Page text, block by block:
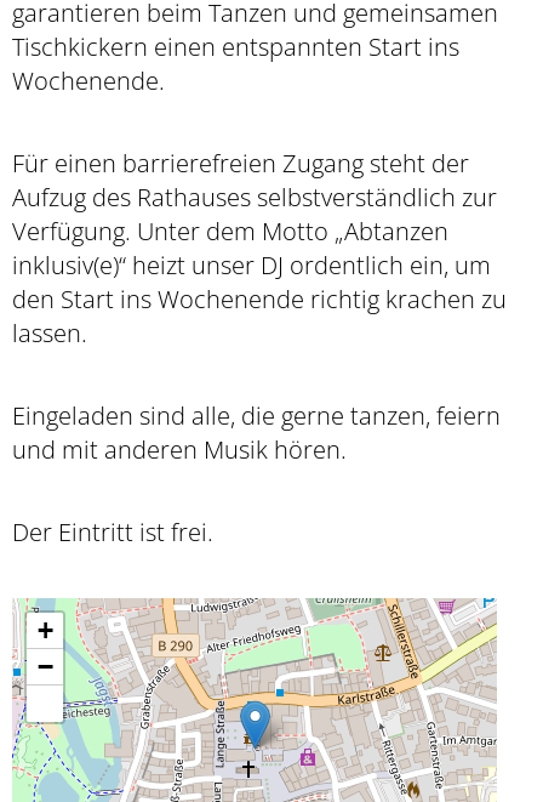
garantieren beim Tanzen und gemeinsamen
Tischkickern einen entspannten Start ins
Wochenende.
Für einen barrierefreien Zugang steht der
Aufzug des Rathauses selbstverständlich zur
Verfügung. Unter dem Motto „Abtanzen
inklusiv(e)“ heizt unser DJ ordentlich ein, um
den Start ins Wochenende richtig krachen zu
lassen.
Eingeladen sind alle, die gerne tanzen, feiern
und mit anderen Musik hören.
Der Eintritt ist frei.
+
−